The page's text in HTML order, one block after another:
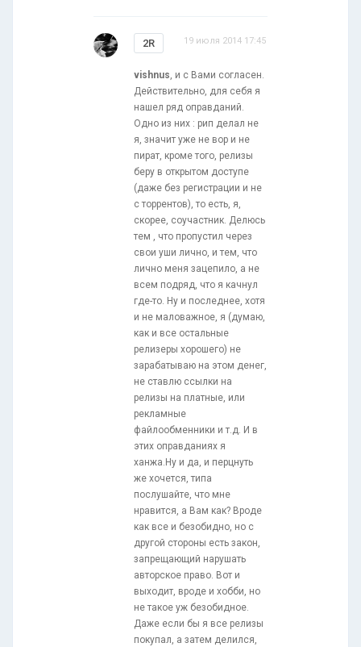
2R 19 июля 2014 17:45
vishnus , и с Вами согласен.
Действительно, для себя я
нашел ряд оправданий.
Одно из них : рип делал не
я, значит уже не вор и не
пират, кроме того, релизы
беру в открытом доступе
(даже без регистрации и не
с торрентов), то есть, я,
скорее, соучастник. Делюсь
тем , что пропустил через
свои уши лично, и тем, что
лично меня зацепило, а не
всем подряд, что я качнул
где-то. Ну и последнее, хотя
и не маловажное, я (думаю,
как и все остальные
релизеры хорошего) не
зарабатываю на этом денег,
не ставлю ссылки на
релизы на платные, или
рекламные
файлообменники и т.д. И в
этих оправданиях я
ханжа.Ну и да, и перцнуть
же хочется, типа
послушайте, что мне
нравится, а Вам как? Вроде
как все и безобидно, но с
другой стороны есть закон,
запрещающий нарушать
авторское право. Вот и
выходит, вроде и хобби, но
не такое уж безобидное.
Даже если бы я все релизы
покупал, а затем делился,